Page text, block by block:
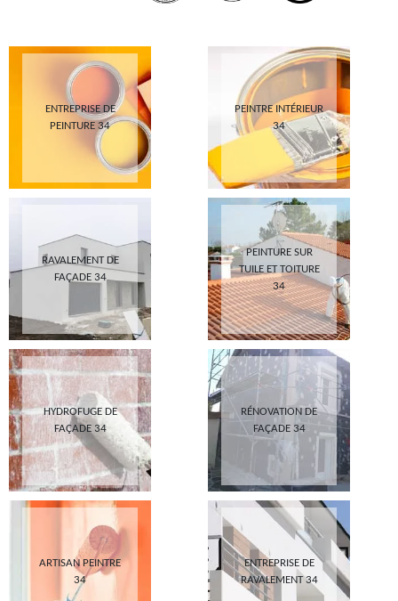
ENTREPRISE DE
PEINTURE 34
PEINTRE INTÉRIEUR
34
RAVALEMENT DE
FAÇADE 34
PEINTURE SUR
TUILE ET TOITURE
34
HYDROFUGE DE
FAÇADE 34
RÉNOVATION DE
FAÇADE 34
ARTISAN PEINTRE
34
ENTREPRISE DE
RAVALEMENT 34